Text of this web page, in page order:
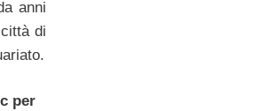
anni
di
per